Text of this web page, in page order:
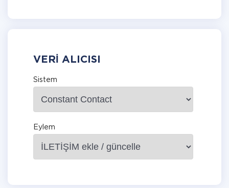
VERI ALICISI
Sistem
Eylem